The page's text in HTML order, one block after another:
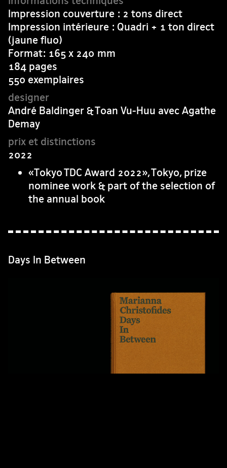
Impression couverture : 2 tons direct
Impression intérieure : Quadri + 1 ton direct
(jaune fluo)
Format: 165 x 240 mm
184 pages
550 exemplaires
André Baldinger & Toan Vu-Huu avec Agathe
Demay
2022
«Tokyo TDC Award 2022», Tokyo, prize
nominee work & part of the selection of
the annual book
Days In Between